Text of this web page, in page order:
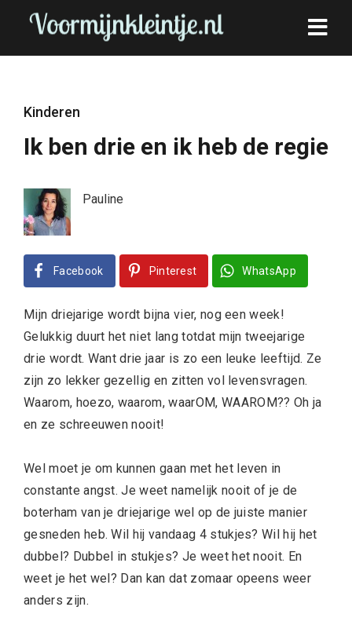
Kinderen
Ik ben drie en ik heb de regie
Pauline
Facebook Pinterest WhatsApp
Mijn driejarige wordt bijna vier, nog een week!
Gelukkig duurt het niet lang totdat mijn tweejarige
drie wordt. Want drie jaar is zo een leuke leeftijd. Ze
zijn zo lekker gezellig en zitten vol levensvragen.
Waarom, hoezo, waarom, waarOM, WAAROM?? Oh ja
en ze schreeuwen nooit!
Wel moet je om kunnen gaan met het leven in
constante angst. Je weet namelijk nooit of je de
boterham van je driejarige wel op de juiste manier
gesneden heb. Wil hij vandaag 4 stukjes? Wil hij het
dubbel? Dubbel in stukjes? Je weet het nooit. En
weet je het wel? Dan kan dat zomaar opeens weer
anders zijn.